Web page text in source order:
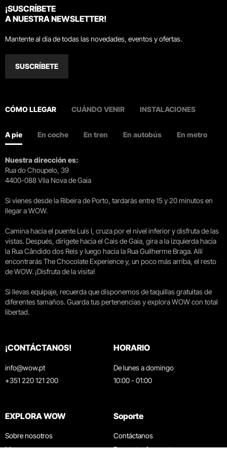
¡SUSCRÍBETE
A NUESTRA NEWSLETTER!
Mantente al día de todas las novedades, eventos y ofertas.
SUSCRÍBETE
CÓMO LLEGAR CUÁNDO VENIR INSTALACIONES
A pie En coche En tren En autobús En metro
Nuestra dirección es:
Rua do Choupelo, 39
4400-088 Vila Nova de Gaia
Si vienes desde la Ribeira de Porto, tardarás entre 15 y 20 minutos en
llegar a WOW.
Camina hacia el puente Luís I, cruza por el nivel inferior y disfruta de las
vistas. Después, dirígete hacia el Cais de Gaia, gira a la izquierda hacia
la Rua Cândido dos Reis y luego hacia la Rua Guilherme Braga. Allí
encontrarás The Chocolate Experience y, un poco más arriba, el resto
de WOW. ¡Disfruta de la visita!
Si llevas equipaje, recuerda que disponemos de taquillas gratuitas de
diferentes tamaños. Guarda tus pertenencias y explora WOW con total
libertad.
¡CONTÁCTANOS!
info@wow.pt
+351 220 121 200
HORARIO
De lunes a domingo
10:00 - 01:00
EXPLORA WOW
Sobre nosotros
Museos
Soporte
Contáctanos
Preguntas frecuentes